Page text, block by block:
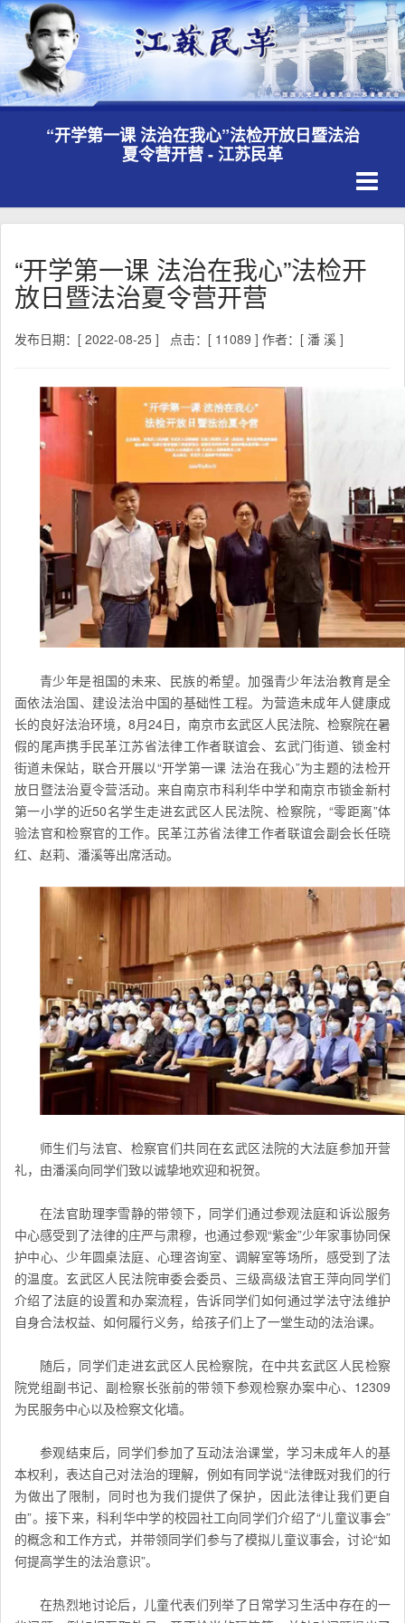
“开学第一课 法治在我心”法检开放日暨法治
夏令营开营 - 江苏民革
“开学第一课 法治在我心”法检开
放日暨法治夏令营开营
发布日期：[ 2022-08-25 ] 点击：[ 11089 ] 作者：[ 潘 溪 ]
青少年是祖国的未来、民族的希望。加强青少年法治教育是全
面依法治国、建设法治中国的基础性工程。为营造未成年人健康成
长的良好法治环境，8月24日，南京市玄武区人民法院、检察院在暑
假的尾声携手民革江苏省法律工作者联谊会、玄武门街道、锁金村
街道未保站，联合开展以“开学第一课 法治在我心”为主题的法检开
放日暨法治夏令营活动。来自南京市科利华中学和南京市锁金新村
第一小学的近50名学生走进玄武区人民法院、检察院，“零距离”体
验法官和检察官的工作。民革江苏省法律工作者联谊会副会长任晓
红、赵莉、潘溪等出席活动。
师生们与法官、检察官们共同在玄武区法院的大法庭参加开营
礼，由潘溪向同学们致以诚挚地欢迎和祝贺。
在法官助理李雪静的带领下，同学们通过参观法庭和诉讼服务
中心感受到了法律的庄严与肃穆，也通过参观“紫金”少年家事协同保
护中心、少年圆桌法庭、心理咨询室、调解室等场所，感受到了法
的温度。玄武区人民法院审委会委员、三级高级法官王萍向同学们
介绍了法庭的设置和办案流程，告诉同学们如何通过学法守法维护
自身合法权益、如何履行义务，给孩子们上了一堂生动的法治课。
随后，同学们走进玄武区人民检察院，在中共玄武区人民检察
院党组副书记、副检察长张前的带领下参观检察办案中心、12309
为民服务中心以及检察文化墙。
参观结束后，同学们参加了互动法治课堂，学习未成年人的基
本权利，表达自己对法治的理解，例如有同学说“法律既对我们的行
为做出了限制，同时也为我们提供了保护，因此法律让我们更自
由”。接下来，科利华中学的校园社工向同学们介绍了“儿童议事会”
的概念和工作方式，并带领同学们参与了模拟儿童议事会，讨论“如
何提高学生的法治意识”。
在热烈地讨论后，儿童代表们列举了日常学习生活中存在的一